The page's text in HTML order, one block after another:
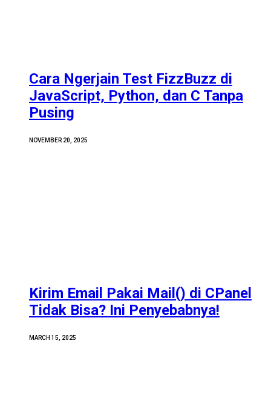
Cara Ngerjain Test FizzBuzz di
JavaScript, Python, dan C Tanpa
Pusing
NOVEMBER 20, 2025
Kirim Email Pakai Mail() di CPanel
Tidak Bisa? Ini Penyebabnya!
MARCH 15, 2025